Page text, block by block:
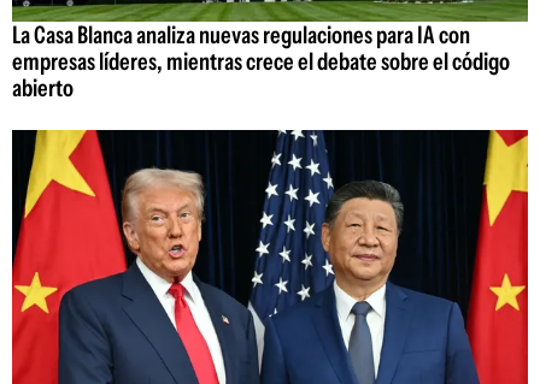
La Casa Blanca analiza nuevas regulaciones para IA con
empresas líderes, mientras crece el debate sobre el código
abierto